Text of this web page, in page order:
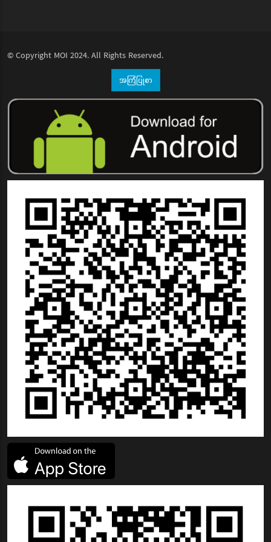
© Copyright MOI 2024. All Rights Reserved.
အကြံပြုစာ